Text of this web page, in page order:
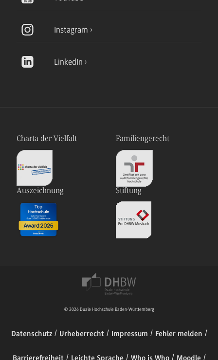
Instagram
LinkedIn
Charta der Vielfalt Familiengerecht
Auszeichnung Stiftung
© 2026 Duale Hochschule Baden-Württemberg
Datenschutz Urheberrecht Impressum Fehler melden